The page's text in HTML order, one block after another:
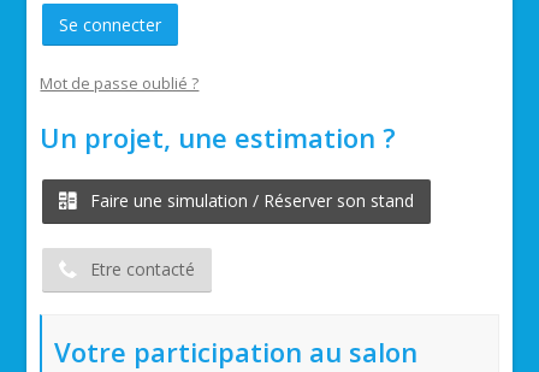
Se connecter
Mot de passe oublié ?
Un projet, une estimation ?
Faire une simulation / Réserver son stand
Etre contacté
Votre participation au salon